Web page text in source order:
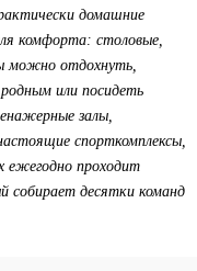
домашние
комфорта: столовые,
можно отдохнуть,
или посидеть
залы,
спорткомплексы,
ежегодно проходит
собирает десятки команд